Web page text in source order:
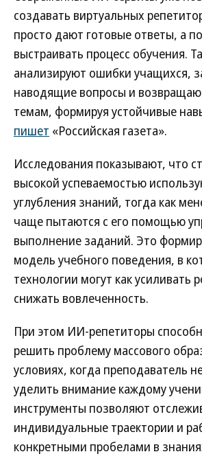
создавать виртуальных
просто дают готовые ответы, а
выстраивать процесс обучения.
анализируют ошибки учащихся,
наводящие вопросы и
темам, формируя устойчивые
пишет «Российская газета».
Исследования показывают, что
высокой успеваемостью
углубления знаний, тогда как
чаще пытаются с его помощью
выполнение заданий. Это
модель учебного поведения, в
технологии могут как усиливать
снижать вовлеченность.
При этом ИИ-репетиторы
решить проблему массового
условиях, когда преподаватель
уделить внимание каждому
инструменты позволяют
индивидуальные траектории и
конкретными пробелами в